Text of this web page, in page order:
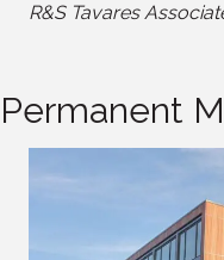
R&S Tavares
Permanent